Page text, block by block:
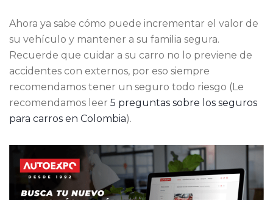
Ahora ya sabe cómo puede incrementar el valor de
su vehículo y mantener a su familia segura.
Recuerde que cuidar a su carro no lo previene de
accidentes con externos, por eso siempre
recomendamos tener un seguro todo riesgo (Le
recomendamos leer 5 preguntas sobre los seguros
para carros en Colombia).